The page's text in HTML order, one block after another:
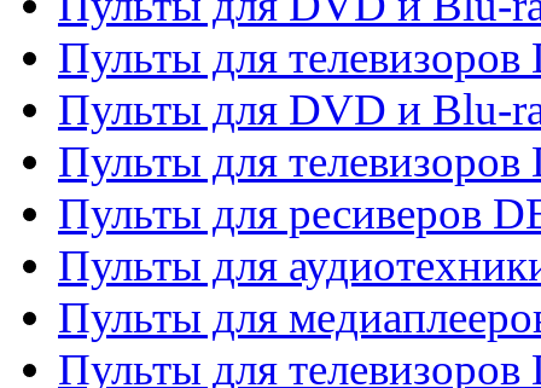
Пульты для
Пульты для DVD и Blu-
Пульты для телевизоров
Пульты для ресиверов
Пульты для
Пульты для
Пульты для телевизоров